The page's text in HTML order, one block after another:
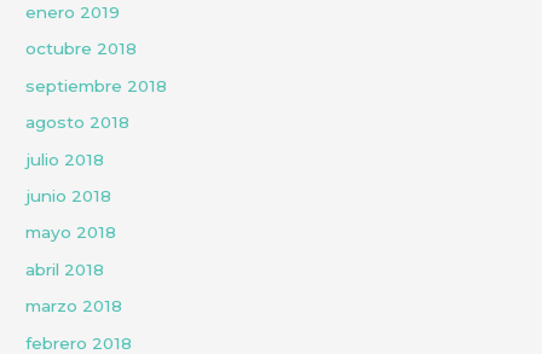
enero 2019
octubre 2018
septiembre 2018
agosto 2018
julio 2018
junio 2018
mayo 2018
abril 2018
marzo 2018
febrero 2018